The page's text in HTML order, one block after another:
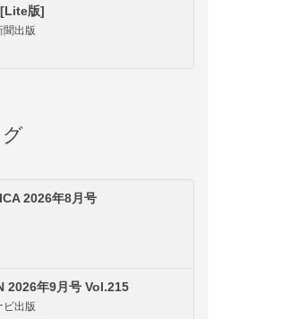
版]
聞出版
2026年8月号
2026年9月号 Vol.215
ビ出版